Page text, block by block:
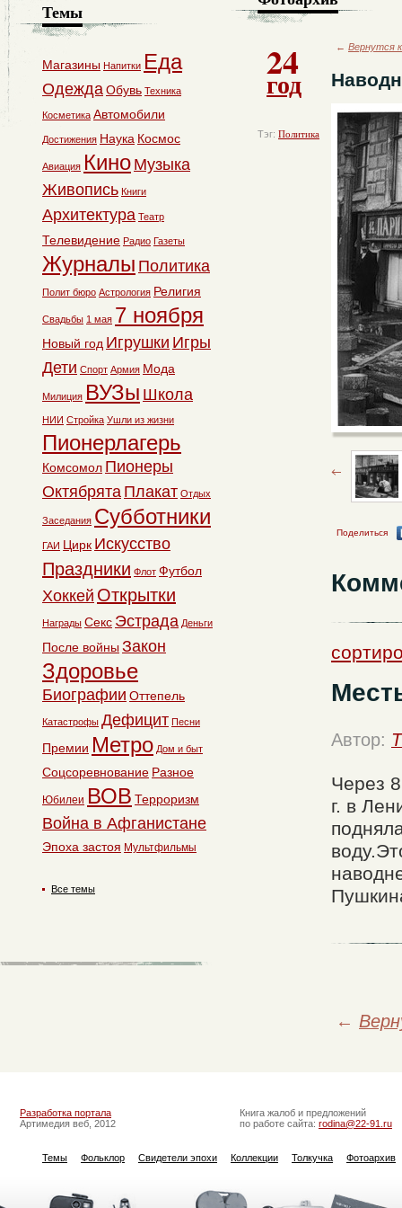
24
год
Тэг: Политика
← Вернутся
Поделиться
Автор:
Через
г. в
←
Темы
Магазины Напитки Еда
ОдеждаОбувь Техника
Косметика Автомобили
Достижения Наука Космос
Авиация Кино Музыка
Живопись Книги
Архитектура Театр
Телевидение Радио Газеты
Журналы Политика
Полит бюро Астрология Религия
Свадьбы 1 мая 7 ноября
Новый год Игрушки Игры
Дети Спорт Армия Мода
Милиция ВУЗы Школа
НИИ Стройка Ушли из жизни
Пионерлагерь
Комсомол Пионеры
Октябрята Плакат Отдых
Заседания Субботники
ГАИ Цирк Искусство
Праздники Флот Футбол
Хоккей Открытки
Награды Секс Эстрада Деньги
После войны Закон
Здоровье
Биографии Оттепель
Катастрофы Дефицит Песни
Премии Метро Дом и быт
Соцсоревнование Разное
Юбилеи ВОВ Терроризм
Война в Афганистане
Эпоха застоя Мультфильмы
Все темы
Разработка портала
Артимедия веб, 2012
Книга жалоб и предложений
по работе сайта: rodina@22-91.ru
Темы Фольклор Свидетели эпохи Коллекции Толкучка Фотоархив